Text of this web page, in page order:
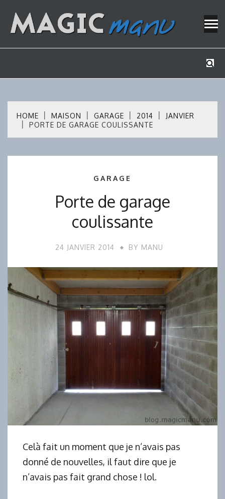
content
HOME MAISON GARAGE 2014
JANVIER
PORTE DE GARAGE COULISSANTE
GARAGE
Porte de garage
coulissante
24 JANVIER 2014 BY MANU
Celà fait un moment que je n’avais pas
donné de nouvelles, il faut dire que je
n’avais pas fait grand chose ! lol.